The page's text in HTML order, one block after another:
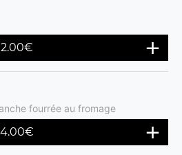
2.00€
fourrée au fromage
4.00€